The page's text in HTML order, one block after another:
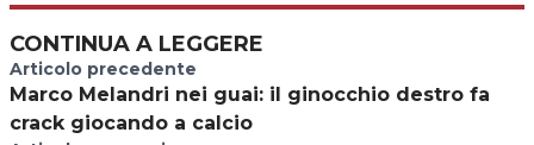
CONTINUA A LEGGERE
Articolo precedente
Marco Melandri nei guai: il ginocchio destro fa
crack giocando a calcio